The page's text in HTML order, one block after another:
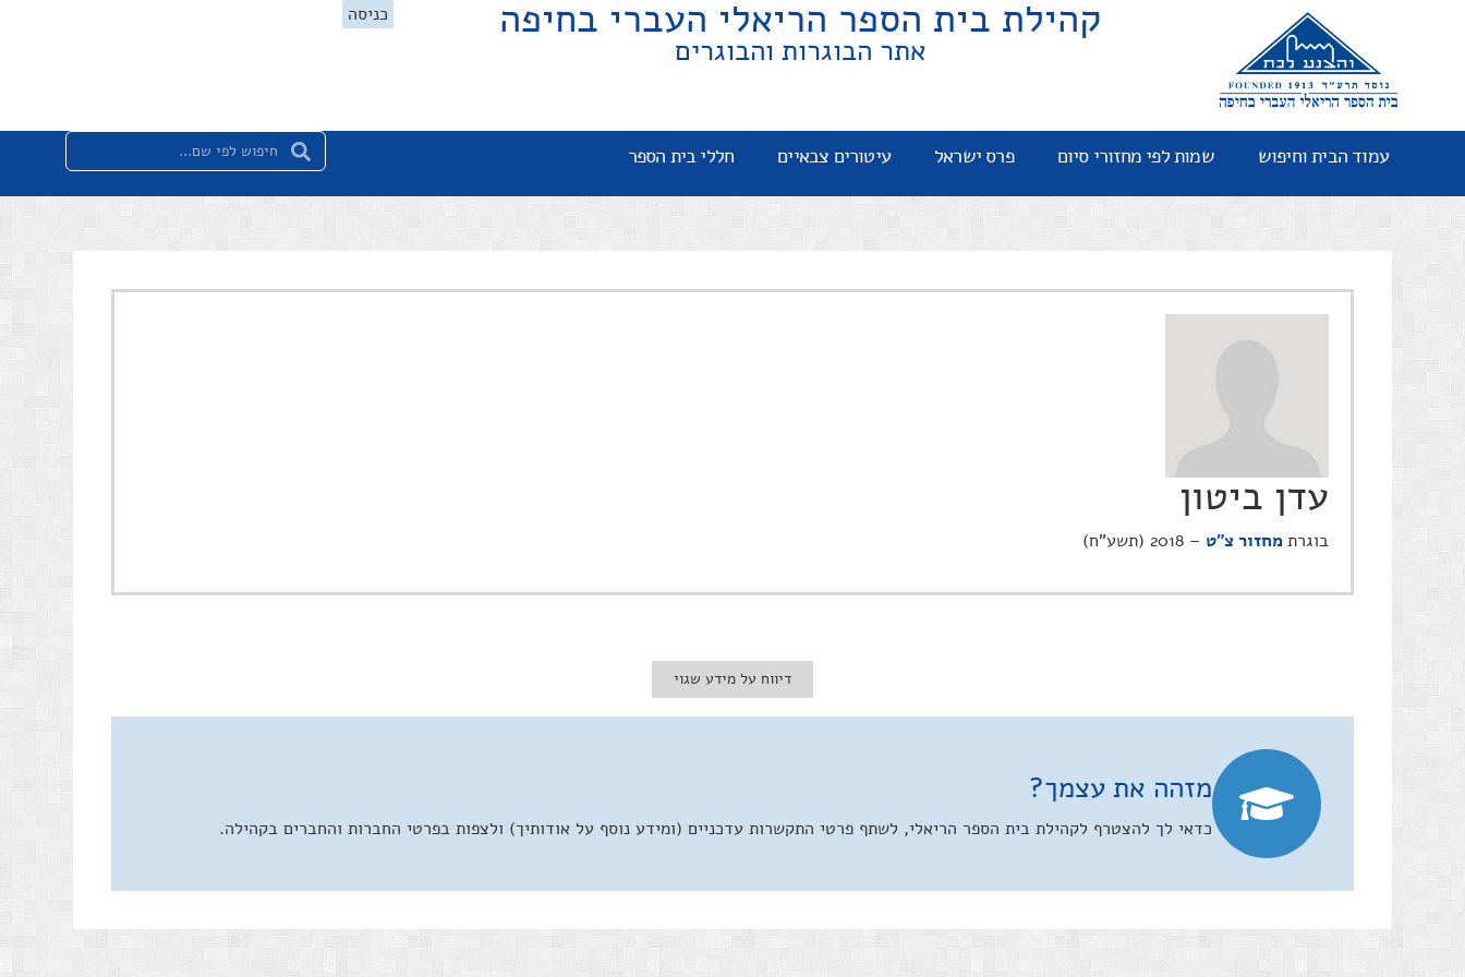
קהילת בית הספר הריאלי העברי בחיפה
אתר הבוגרות והבוגרים
כניסה
עמוד הבית וחיפוש שמות לפי מחזורי סיום פרס ישראל עיטורים צבאיים חללי בית הספר
עדן ביטון
בוגרתמחזור צ"ט – 2018 (תשע"ח)
דיווח על מידע שגוי
מזהה את עצמך?
כדאי לך להצטרף לקהילת בית הספר הריאלי, לשתף פרטי התקשרות עדכניים (ומידע נוסף על אודותיך) ולצפות בפרטי החברות והחברים בקהילה.